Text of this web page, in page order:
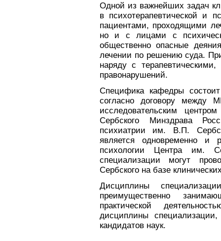
Одной из важнейших задач
в психотерапевтической и
пациентами, проходящими
но и с лицами с
общественно опасные
лечении по решению суда.
наряду с
правонарушений.
Специфика кафедры
согласно договору между
исследовательским
Сербского Минздрава
психиатрии им. В.П.
является одновременно и
психологии Центра им.
специализации могут
Сербского на базе
Дисциплины
преимущественно
практической
дисциплины
кандидатов наук.